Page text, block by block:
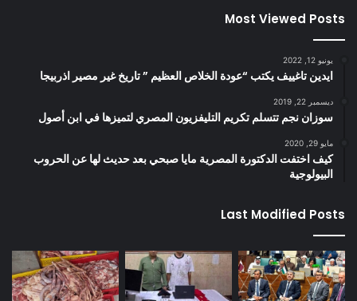
Most Viewed Posts
يونيو 12, 2022
ايدين تاغييف يكتب “عودة الخلاص العظيم ” تاريخ غير مصير اذربيجا
ديسمبر 22, 2019
سوزان نجم تتسلم تكريم التليفزيون المصري لتميزها في ابن أصول
مايو 29, 2020
كيف اختفت الدكتورة المصرية مايا صبحي بعد حديث لها عن الحروب
البيولوجية
Last Modified Posts